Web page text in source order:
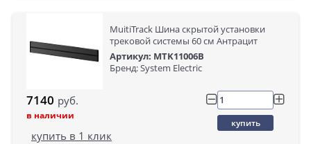
MuitiTrack Шина скрытой установки
трековой системы 60 см Антрацит
Артикул: MTK11006B
Бренд: System Electric
7140 руб.
в наличии
купить
купить в 1 клик